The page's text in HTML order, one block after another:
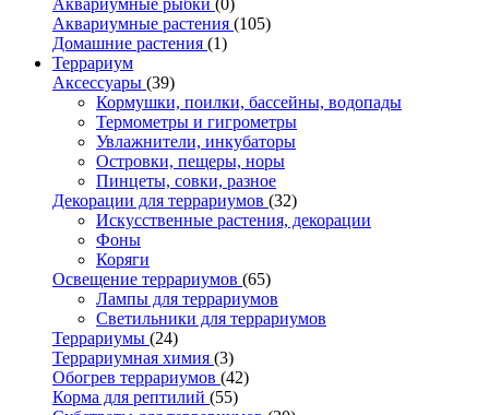
Аквариумные растения (105)
Домашние растения (1)
Террариум
Аксессуары (39)
Кормушки, поилки, бассейны, водопады
Термометры и гигрометры
Увлажнители, инкубаторы
Островки, пещеры, норы
Пинцеты, совки, разное
Декорации для террариумов (32)
Искусственные растения, декорации
Фоны
Коряги
Освещение террариумов (65)
Лампы для террариумов
Светильники для террариумов
Террариумы (24)
Террариумная химия (3)
Обогрев террариумов (42)
Корма для рептилий (55)